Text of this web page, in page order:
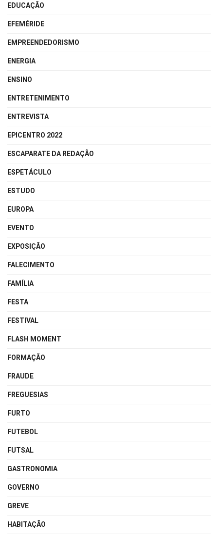
EDUCAÇÃO
EFEMÉRIDE
EMPREENDEDORISMO
ENERGIA
ENSINO
ENTRETENIMENTO
ENTREVISTA
EPICENTRO 2022
ESCAPARATE DA REDAÇÃO
ESPETÁCULO
ESTUDO
EUROPA
EVENTO
EXPOSIÇÃO
FALECIMENTO
FAMÍLIA
FESTA
FESTIVAL
FLASH MOMENT
FORMAÇÃO
FRAUDE
FREGUESIAS
FURTO
FUTEBOL
FUTSAL
GASTRONOMIA
GOVERNO
GREVE
HABITAÇÃO